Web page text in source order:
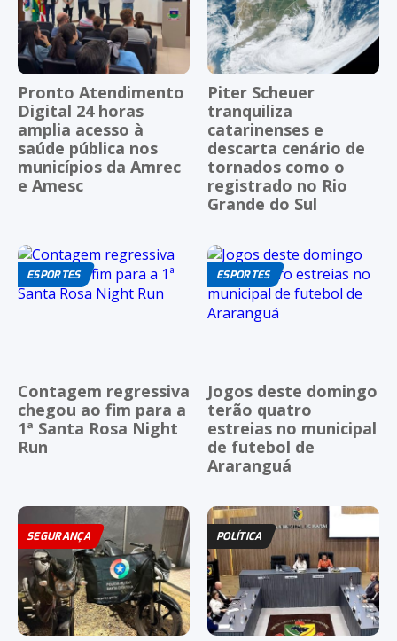
Pronto Atendimento
Digital 24 horas
amplia acesso à
saúde pública nos
municípios da Amrec
e Amesc
Piter Scheuer
tranquiliza
catarinenses e
descarta cenário de
tornados como o
registrado no Rio
Grande do Sul
ESPORTES
Contagem regressiva
chegou ao fim para a
1ª Santa Rosa Night
Run
ESPORTES
Jogos deste domingo
terão quatro
estreias no municipal
de futebol de
Araranguá
SEGURANÇA POLÍTICA